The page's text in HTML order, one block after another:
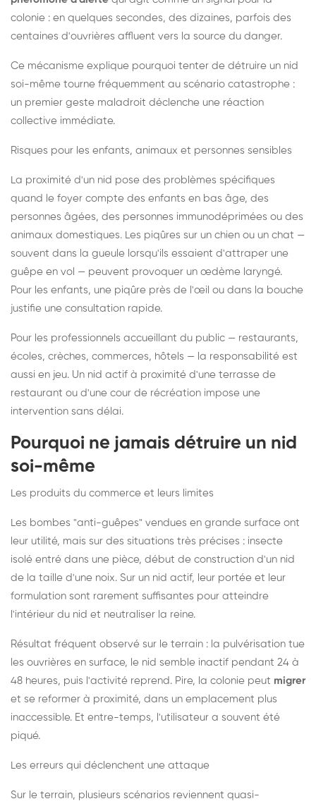
colonie : en quelques secondes, des dizaines, parfois des
centaines d'ouvrières affluent vers la source du danger.
Ce mécanisme explique pourquoi tenter de détruire un nid
soi-même tourne fréquemment au scénario catastrophe :
un premier geste maladroit déclenche une réaction
collective immédiate.
Risques pour les enfants, animaux et personnes sensibles
La proximité d'un nid pose des problèmes spécifiques
quand le foyer compte des enfants en bas âge, des
personnes âgées, des personnes immunodéprimées ou des
animaux domestiques. Les piqûres sur un chien ou un chat —
souvent dans la gueule lorsqu'ils essaient d'attraper une
guêpe en vol — peuvent provoquer un œdème laryngé.
Pour les enfants, une piqûre près de l'œil ou dans la bouche
justifie une consultation rapide.
Pour les professionnels accueillant du public — restaurants,
écoles, crèches, commerces, hôtels — la responsabilité est
aussi en jeu. Un nid actif à proximité d'une terrasse de
restaurant ou d'une cour de récréation impose une
intervention sans délai.
Pourquoi ne jamais détruire un nid
soi-même
Les produits du commerce et leurs limites
Les bombes "anti-guêpes" vendues en grande surface ont
leur utilité, mais sur des situations très précises : insecte
isolé entré dans une pièce, début de construction d'un nid
de la taille d'une noix. Sur un nid actif, leur portée et leur
formulation sont rarement suffisantes pour atteindre
l'intérieur du nid et neutraliser la reine.
Résultat fréquent observé sur le terrain : la pulvérisation tue
les ouvrières en surface, le nid semble inactif pendant 24 à
48 heures, puis l'activité reprend. Pire, la colonie peut migrer
et se reformer à proximité, dans un emplacement plus
inaccessible. Et entre-temps, l'utilisateur a souvent été
piqué.
Les erreurs qui déclenchent une attaque
Sur le terrain, plusieurs scénarios reviennent quasi-